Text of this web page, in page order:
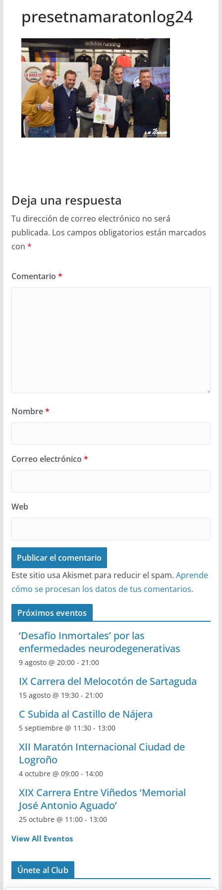
presetnamaratonlog24
Deja una respuesta
Tu dirección de correo electrónico no será
publicada. Los campos obligatorios están marcados
con *
Comentario *
Nombre*
Correo electrónico *
Web
Este sitio usa Akismet para reducir el spam. Aprende
cómo se procesan los datos de tus comentarios.
Próximos eventos
‘Desafío Inmortales’ por las
enfermedades neurodegenerativas
9 agosto @ 20:00- 21:00
IX Carrera del Melocotón de Sartaguda
15 agosto @ 19:30- 21:00
C Subida al Castillo de Nájera
5 septiembre @ 11:30- 13:00
XII Maratón Internacional Ciudad de
Logroño
4 octubre @ 09:00- 14:00
XIX Carrera Entre Viñedos ‘Memorial
José Antonio Aguado’
25 octubre @ 11:00- 13:00
View All Eventos
Únete al Club